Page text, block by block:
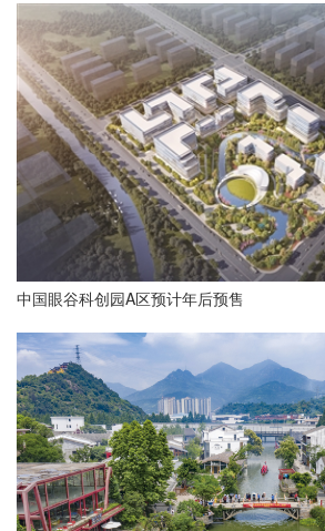
中国眼谷科创园A区预计年后预售